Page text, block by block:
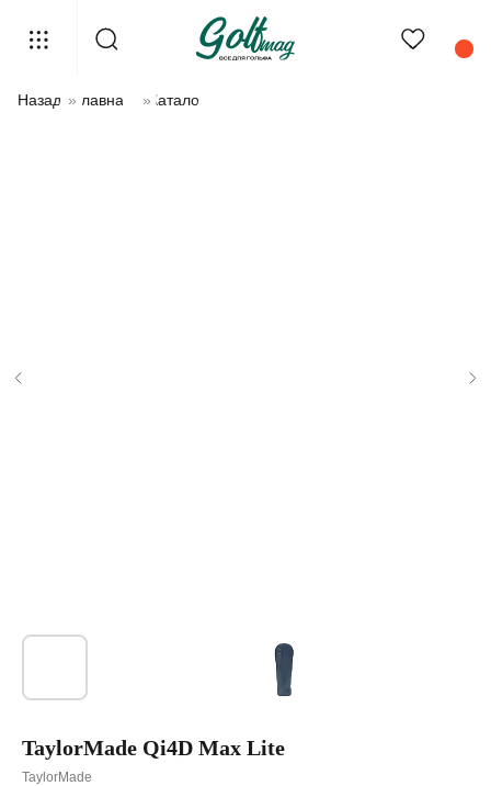
Назад »Главная »Каталог
TaylorMade Qi4D Max Lite
TaylorMade